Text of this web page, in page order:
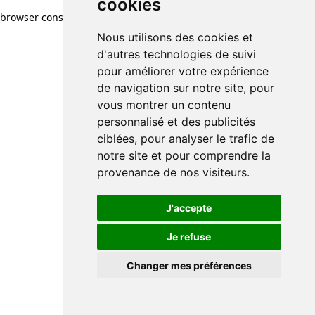
cookies
Nous utilisons des cookies et
d'autres technologies de suivi
pour améliorer votre expérience
de navigation sur notre site, pour
vous montrer un contenu
personnalisé et des publicités
ciblées, pour analyser le trafic de
notre site et pour comprendre la
provenance de nos visiteurs.
J'accepte
Je refuse
Changer mes préférences
browser console for more information)